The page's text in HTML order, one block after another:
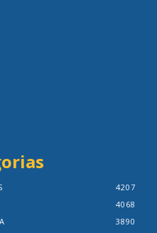
4207
4068
3890